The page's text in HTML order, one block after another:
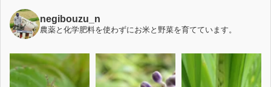
negibouzu_n
農薬と化学肥料を使わずにお米と野菜を育てています。